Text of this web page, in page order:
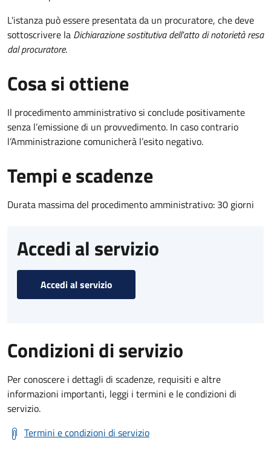
L'istanza può essere presentata da un procuratore, che deve
sottoscrivere la Dichiarazione sostitutiva dell'atto di notorietà resa
dal procuratore.
Cosa si ottiene
Il procedimento amministrativo si conclude positivamente
senza l’emissione di un provvedimento. In caso contrario
l’Amministrazione comunicherà l’esito negativo.
Tempi e scadenze
Durata massima del procedimento amministrativo: 30 giorni
Accedi al servizio
Accedi al servizio
Condizioni di servizio
Per conoscere i dettagli di scadenze, requisiti e altre
informazioni importanti, leggi i termini e le condizioni di
servizio.
Termini e condizioni di servizio